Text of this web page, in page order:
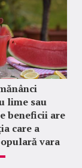
lime sau
beneficii are
care a
vara